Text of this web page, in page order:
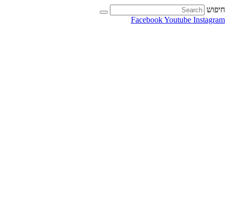
חיפוש
FacebookYoutube Instagram